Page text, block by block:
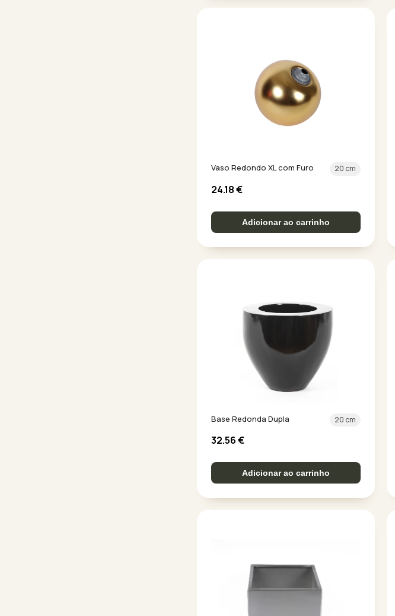
Vaso Redondo XL com Furo 20 cm
24.18€
Adicionar ao carrinho
Base Redonda Dupla 20 cm
32.56€
Adicionar ao carrinho